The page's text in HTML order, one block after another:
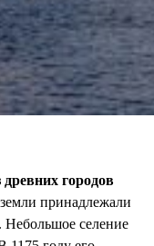
древних городов
принадлежали
Небольшое селение